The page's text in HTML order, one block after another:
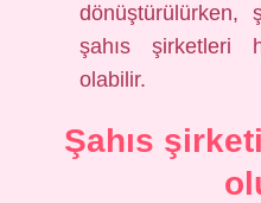
dönüştürülürken,
şahıs şirketleri
olabilir.
Şahıs